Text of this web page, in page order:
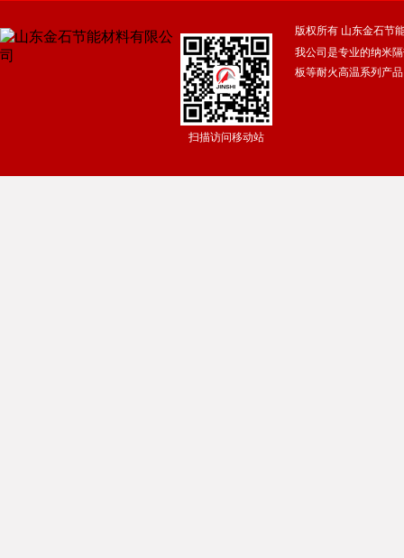
武汉市保安服务有限公司 山东除氟
东莞常平保安公司 | 东莞横沥保安公司 | 佛山保安服
广东得安保安服务有限公司中山分公
扫描访问移动站
版权所有 山东金石节
我公司是专业的纳米
板等耐火高温系列产